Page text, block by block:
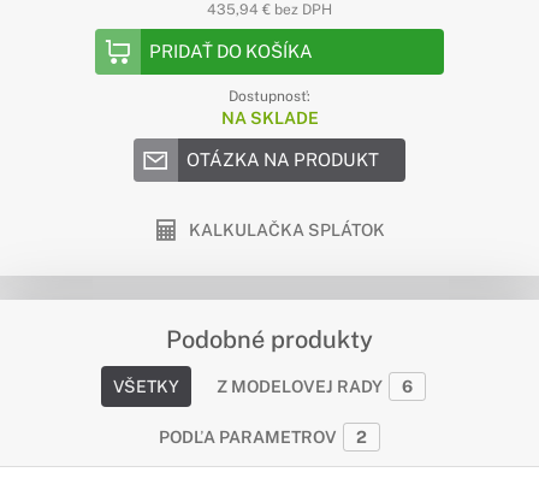
435,94 € bez DPH
PRIDAŤ DO KOŠÍKA
Dostupnosť:
NA SKLADE
OTÁZKA NA PRODUKT
KALKULAČKA SPLÁTOK
Podobné produkty
VŠETKY Z MODELOVEJ RADY 6
PODĽA PARAMETROV 2